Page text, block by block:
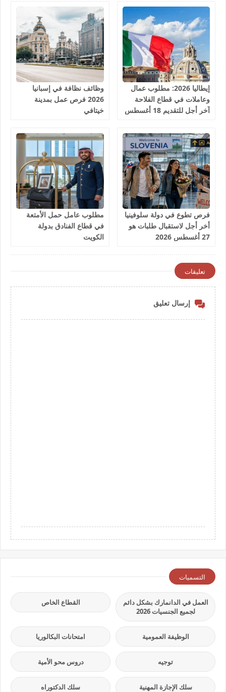
إيطاليا 2026: مطلوب عمال
وعاملات في قطاع الفلاحة
آخر أجل للتقديم 18 أغسطس
وظائف نظافة في إسبانيا
2026 فرص عمل بمدينة
خيتافي
فرص تطوع في دولة سلوفينيا
أخر أجل لاستقبال طلبات هو
27 أغسطس 2026
مطلوب عامل حمل الأمتعة
في قطاع الفنادق بدولة
الكويت
تعليقات
إرسال تعليق
التسميات
العمل في الدانمارك بشكل دائم
لجميع الجنسيات 2026
القطاع الخاص
الوظيفة العمومية امتحانات البكالوريا
توجيه دروس محو الأمية
سلك الإجازة المهنية سلك الدكتوراه